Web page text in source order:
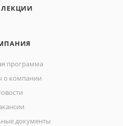
программа
о компании
документы